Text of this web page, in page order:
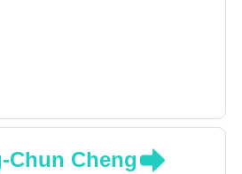
Chun Cheng